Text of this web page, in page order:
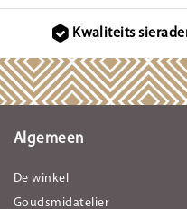
Kwaliteits
Algemeen
De winkel
Goudsmidatelier